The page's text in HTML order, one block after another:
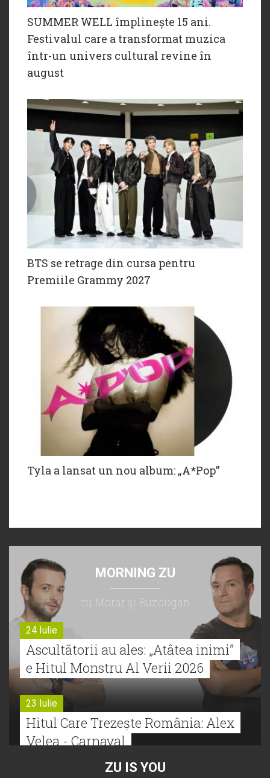
SUMMER WELL împlinește 15 ani.
Festivalul care a transformat muzica
într-un univers cultural revine în
august
BTS se retrage din cursa pentru
Premiile Grammy 2027
Tyla a lansat un nou album: „A*Pop”
MORNING ZU
cu Morar şi Buzdugan
24 Iulie
Ascultătorii au ales: „Atâtea inimi”
e Hitul Monstru Al Verii 2026
23 Iulie
Hitul Care Trezește România: Alex
Velea - Carnaval
ZU IS YOU